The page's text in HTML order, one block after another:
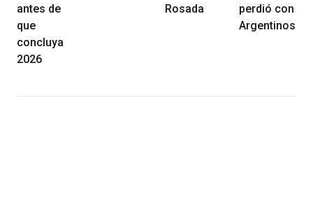
antes de
que
concluya
2026
Rosada
perdió con
Argentinos